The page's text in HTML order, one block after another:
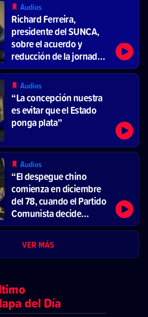
Audios
Richard Ferreira,
presidente del SUNCA,
sobre el acuerdo y
reducción de la jornada
laboral
Audios
“La concepción nuestra
es evitar que el Estado
ponga plata”
Audios
“El despegue chino
comienza en diciembre
del 78, cuando el Partido
Comunista decide
reformar el sistema
económico y abrirse al
mercado”
VER MÁS
del Día